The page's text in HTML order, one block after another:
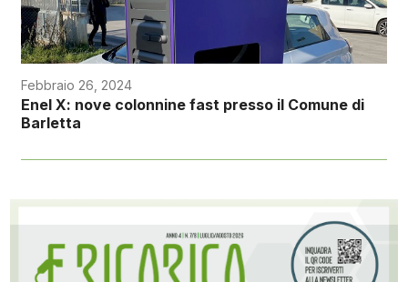
Febbraio 26, 2024
Enel X: nove colonnine fast presso il Comune di
Barletta